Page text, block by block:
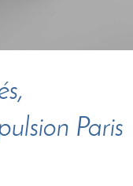
Paris